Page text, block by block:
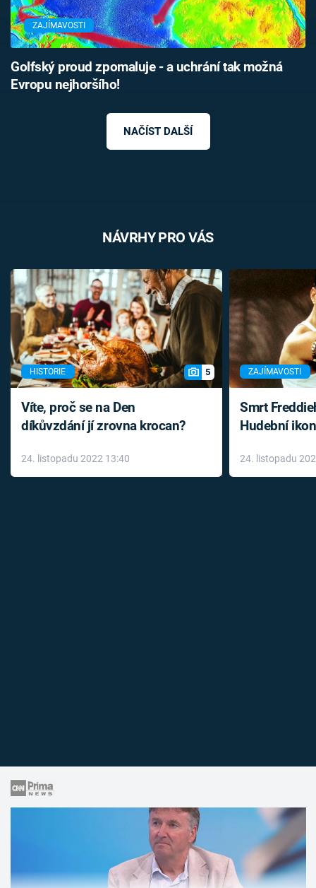
ZAJÍMAVOSTI
Golfský proud zpomaluje - a uchrání tak možná
Evropu nejhoršího!
NAČÍST DALŠÍ
NÁVRHY PRO VÁS
HISTORIE 5
Víte, proč se na Den
díkůvzdání jí zrovna krocan?
24. listopadu 2022 13:40
ZAJÍMAVOSTI
Smrt
Hudební
léky
24. listopadu